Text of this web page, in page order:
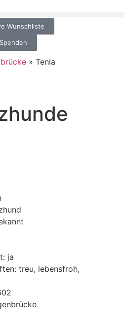
Wunschliste
Spenden
» Tenia
ja
treu, lebensfroh,